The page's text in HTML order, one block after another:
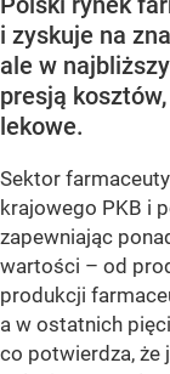
i zyskuje na
ale w
presją
lekowe.
Sektor
krajowego PKB i
zapewniając
wartości – od
produkcji
a w ostatnich
co potwierdza, że